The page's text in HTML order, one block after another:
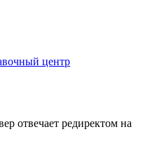
центр
отвечает редиректом на